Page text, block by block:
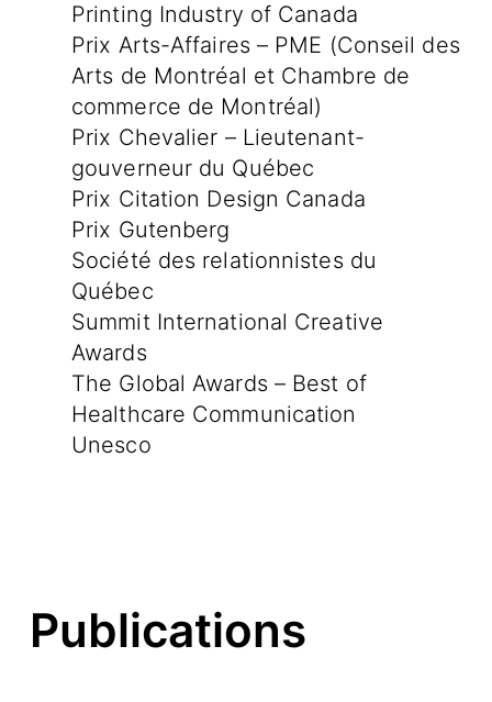
Printing Industry of Canada
Prix Arts-Affaires – PME (Conseil des
Arts de Montréal et Chambre de
commerce de Montréal)
Prix Chevalier – Lieutenant-
gouverneur du Québec
Prix Citation Design Canada
Prix Gutenberg
Société des relationnistes du
Québec
Summit International Creative
Awards
The Global Awards – Best of
Healthcare Communication
Unesco
Publications